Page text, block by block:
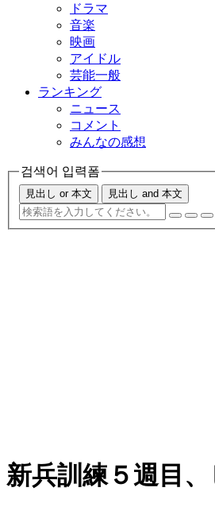
ドラマ
音楽
映画
アイドル
芸能一般
ランキング
ニュース
コメント
みんなの感想
검색어 입력폼
見出し or 本文 見出し and 本文
新兵訓練５週目